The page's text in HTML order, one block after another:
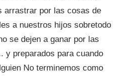
arrastrar por las cosas de
a nuestros hijos sobretodo
se dejen a ganar por las
y preparados para cuando
No terminemos como